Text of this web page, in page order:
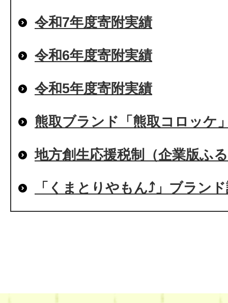
令和7年度寄附実績
令和6年度寄附実績
令和5年度寄附実績
熊取ブランド「熊取コロッケ
地方創生応援税制（企業版ふ
「くまとりやもん⤴」ブラン